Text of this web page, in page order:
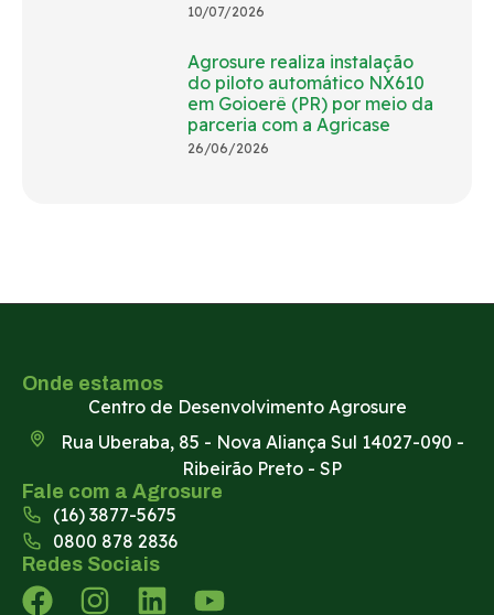
10/07/2026
Agrosure realiza instalação
do piloto automático NX610
em Goioerê (PR) por meio da
parceria com a Agricase
26/06/2026
Onde estamos
Centro de Desenvolvimento Agrosure
Rua Uberaba, 85 - Nova Aliança Sul 14027-090 -
Ribeirão Preto - SP
Fale com a Agrosure
(16) 3877-5675
0800 878 2836
Redes Sociais